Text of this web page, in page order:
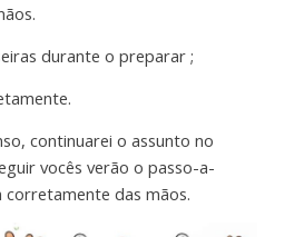
durante o preparar ;
continuarei o assunto no
vocês verão o passo-a-
corretamente das mãos.